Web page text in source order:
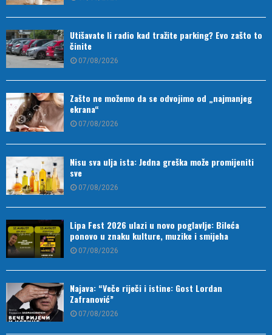
Utišavate li radio kad tražite parking? Evo zašto to
činite
07/08/2026
Zašto ne možemo da se odvojimo od „najmanjeg
ekrana“
07/08/2026
Nisu sva ulja ista: Jedna greška može promijeniti
sve
07/08/2026
Lipa Fest 2026 ulazi u novo poglavlje: Bileća
ponovo u znaku kulture, muzike i smijeha
07/08/2026
Najava: “Veče riječi i istine: Gost Lordan
Zafranović”
07/08/2026